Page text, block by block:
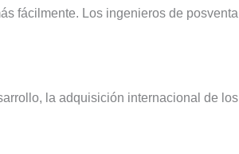
fácilmente. Los ingenieros de
la adquisición internacional de